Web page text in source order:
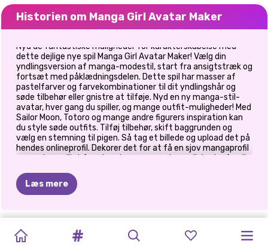
Historien om Manga Girl Avatar Maker
Nyd de fantastiske muligheder for karakterskabelse med
dette dejlige nye spil Manga Girl Avatar Maker! Vælg din
yndlingsversion af manga-modestil, start fra ansigtstræk og
fortsæt med påklædningsdelen. Dette spil har masser af
pastelfarver og farvekombinationer til dit yndlingshår og
søde tilbehør eller gnistre at tilføje. Nyd en ny manga-stil-
avatar, hver gang du spiller, og mange outfit-muligheder! Med
Sailor Moon, Totoro og mange andre figurers inspiration kan
du style søde outfits. Tilføj tilbehør, skift baggrunden og
vælg en stemning til pigen. Så tag et billede og upload det på
hendes onlineprofil. Dekorer det for at få en sjov mangaprofil
og gentag spillet for at nyde mange andre muligheder for din
Læs mere
ALL
FASHION
DUKKE
CELEBRITY
WAY
DET
FOR
DRESS-UP
MED
BOHEMIAN
PRINSESSER
PATCHWORK
SKURKE
ELIZA